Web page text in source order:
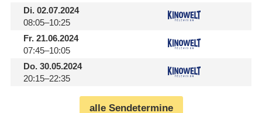
Di.02.07.2024
08:05–10:25
Fr.21.06.2024
07:45–10:05
Do.30.05.2024
20:15–22:35
alle Sendetermine